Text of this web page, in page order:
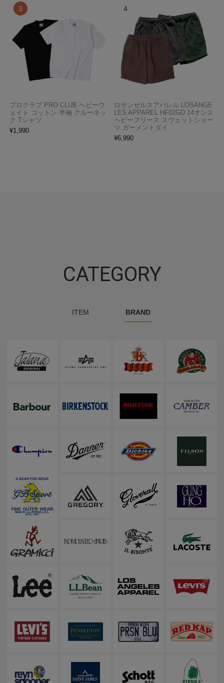
プロクラブ PRO CLUB ヘビーウ
ェイト コットン 半袖 クルーネッ
ク Tシャツ
¥1,990
ロサンゼルスアパレル LOSANGE
LES APPAREL HF02GD 14オンス
ヘビーフリース スウェットショー
ツ ガーメントダイ
¥6,990
CATEGORY
ITEM BRAND